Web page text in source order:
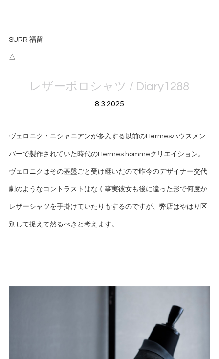
SURR 福留
△
レザーポロシャツ / Diary1288
8.3.2025
ヴェロニク・ニシャニアンが参入する以前のHermesハウスメン
バーで製作されていた時代のHermes hommeクリエイション。
ヴェロニクはその基盤ごと受け継いだので昨今のデザイナー交代
劇のようなコントラストはなく事実彼女も後に違った形で何度か
レザーシャツを手掛けていたりもするのですが、弊店はやはり区
別して捉えて然るべきと考えます。